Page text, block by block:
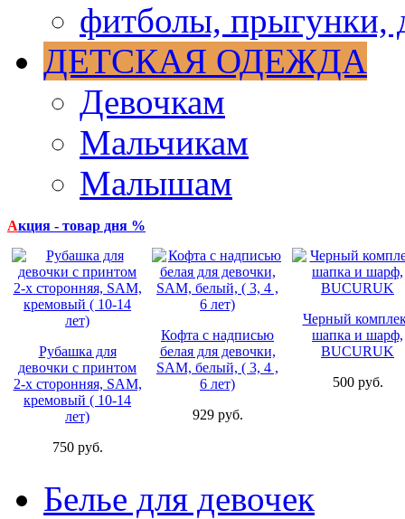
фитболы, прыгунки,
ДЕТСКАЯ ОДЕЖДА
Девочкам
Мальчикам
Малышам
Акция - товар дня %
Рубашка для
девочки с принтом
2-х сторонняя, SAM,
кремовый ( 10-14
лет)
750 руб.
Кофта с надписью
белая для девочки,
SAM, белый, ( 3, 4 ,
6 лет)
929 руб.
Черный
шапка и шарф,
BUCURUK
500 руб.
Белье для девочек